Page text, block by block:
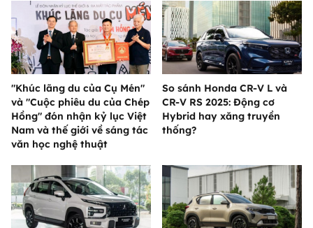
"Khúc lãng du của Cụ Mén"
và "Cuộc phiêu du của Chép
Hồng" đón nhận kỷ lục Việt
Nam và thế giới về sáng tác
văn học nghệ thuật
So sánh Honda CR-V L và
CR-V RS 2025: Động cơ
Hybrid hay xăng truyền
thống?